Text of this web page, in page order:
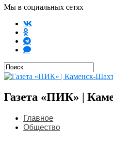
Мы в социальных сетях
Газета «ПИК» |
Главное
Общество